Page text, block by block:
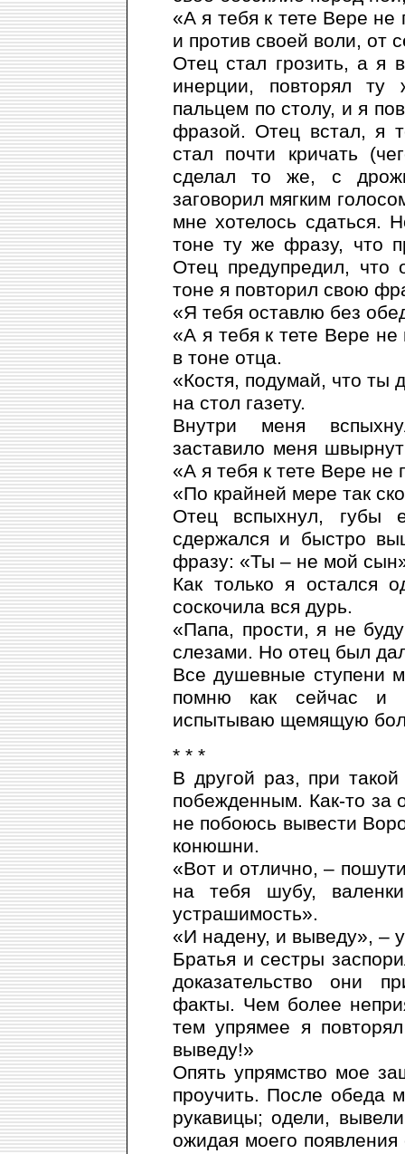
«А я тебя к тете Вере не
и против своей воли, от
Отец стал грозить, а я
инерции, повторял
пальцем по столу, и я
фразой. Отец встал, я
стал почти кричать
сделал то же, с
заговорил мягким
мне хотелось сдаться.
тоне ту же фразу, что
Отец предупредил,
тоне я повторил свою
«Я тебя оставлю без
«А я тебя к тете Вере
в тоне отца.
«Костя, подумай, что ты
на стол газету.
Внутри меня
заставило меня
«А я тебя к тете Вере не
«По крайней мере так
Отец вспыхнул, губы
сдержался и быстро
фразу: «Ты – не мой
Как только я остался
соскочила вся дурь.
«Папа, прости, я не
слезами. Но отец был
Все душевные ступени
помню как сейчас и
испытываю щемящую
* * *
В другой раз, при
побежденным. Как-то за
не побоюсь вывести
конюшни.
«Вот и отлично, –
на тебя шубу,
устрашимость».
«И надену, и выведу», –
Братья и сестры
доказательство они
факты. Чем более
тем упрямее я
выведу!»
Опять упрямство мое
проучить. После обеда
рукавицы; одели,
ожидая моего